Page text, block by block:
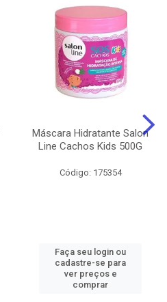
Máscara Hidratante Salon
Line Cachos Kids 500G
Código: 175354
Faça seu login ou
cadastre-se para
ver preços e
comprar